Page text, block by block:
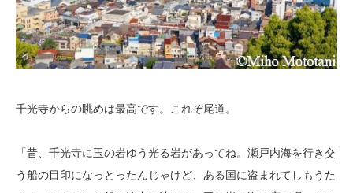
千光寺からの眺めは最高です。これぞ尾道。
「昔、千光寺に玉の岩ゆう光る岩があってね。瀬戸内海を行き交
う船の目印になっとったんじゃけど、ある国に盗まれてしもうた